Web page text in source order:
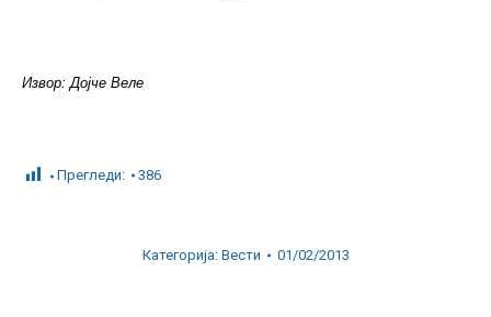
Извор: Дојче Веле
Прегледи: 386
Категорија: Вести 01/02/2013